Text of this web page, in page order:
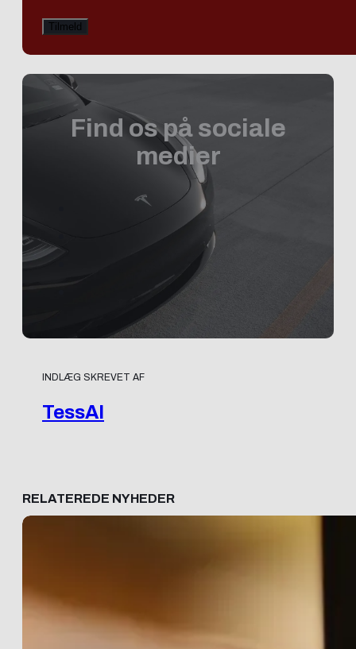
Find os på sociale
medier
INDLÆG SKREVET AF
TessAI
RELATEREDE NYHEDER